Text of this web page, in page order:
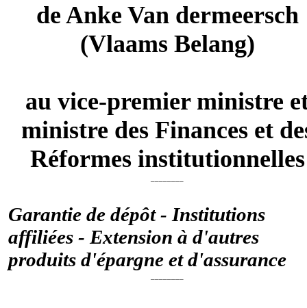
de Anke Van dermeersch
(Vlaams Belang)
au vice-premier ministre
ministre des Finances et
Réformes institutionnelles
Garantie de dépôt - Institutions
affiliées - Extension à d'autres
produits d'épargne et d'assurance